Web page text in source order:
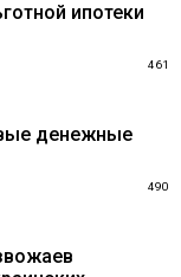
ипотеки
461
денежные
490